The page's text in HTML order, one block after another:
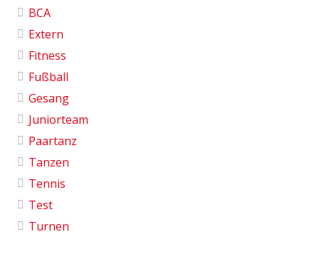
BCA
Extern
Fitness
Fußball
Gesang
Juniorteam
Paartanz
Tanzen
Tennis
Test
Turnen